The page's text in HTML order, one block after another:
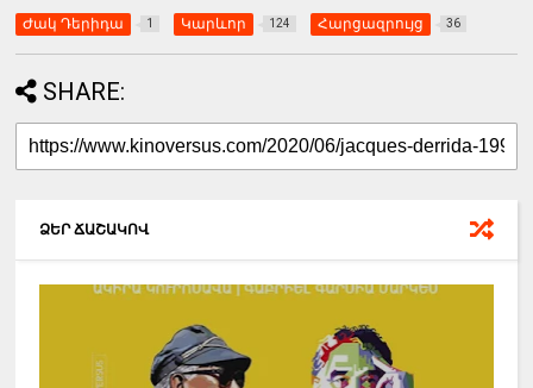
Ժակ Դերիդա 1 Կարևոր 124 Հարցազրույց 36
SHARE:
ՁԵՐ ՃԱՇԱԿՈՎ